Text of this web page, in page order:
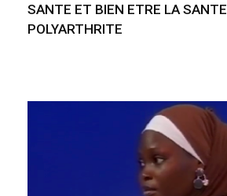
SANTE ET BIEN ETRE LA SANTE
POLYARTHRITE